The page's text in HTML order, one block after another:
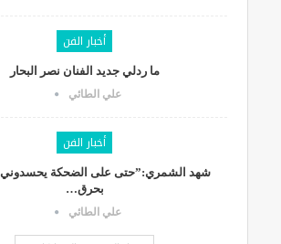
أخبار الفن
ما ردلي جديد الفنان نصر البحار
علي الطائي
أخبار الفن
شهد الشمري:”حتى على الضحكة يحسدوني
بحرق…
علي الطائي